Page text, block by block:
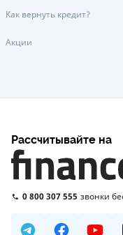
Как вернуть кредит?
Акции
Рассчитывайте на
0 800 307 555 звонки